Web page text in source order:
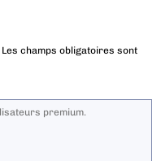
Les champs obligatoires sont